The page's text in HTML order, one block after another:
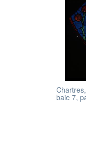
baie 7,